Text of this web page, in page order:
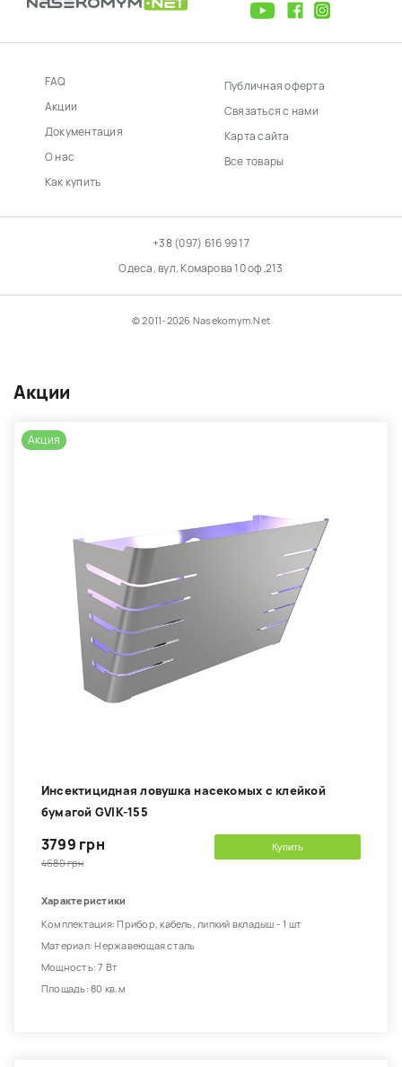
Акции
Акция
Инсектицидная ловушка насекомых с клейкой
бумагой GVIK-155
3799 грн
4680 грн
Купить
Характеристики
Комплектация: Прибор, кабель, липкий вкладыш - 1 шт
Материал: Нержавеющая сталь
Мощность: 7 Вт
Площадь: 80 кв.м
FAQ
Акции
Документация
О нас
Как купить
Публичная оферта
Связаться с нами
Карта сайта
Все товары
+38 (097) 616 99 17
Одеса, вул. Комарова 10 оф.213
© 2011-2026 Nasekomym.Net